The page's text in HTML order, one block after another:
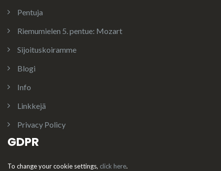
Pentuja
Riemumielen 5. pentue: Mozart
Sijoituskoiramme
Blogi
Info
Linkkejä
Privacy Policy
GDPR
To change your cookie settings, click here.